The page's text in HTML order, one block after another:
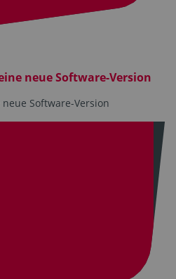
neue Software-Version
Software-Version